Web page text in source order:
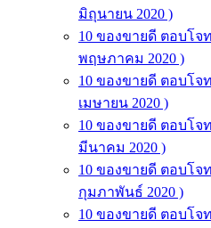
มิถุนายน 2020 )
10 ของขายดี ตอบโจ
พฤษภาคม 2020 )
10 ของขายดี ตอบโจ
เมษายน 2020 )
10 ของขายดี ตอบโจ
มีนาคม 2020 )
10 ของขายดี ตอบโจ
กุมภาพันธ์ 2020 )
10 ของขายดี ตอบโจ